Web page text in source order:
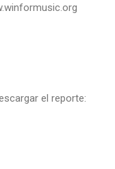
el reporte: